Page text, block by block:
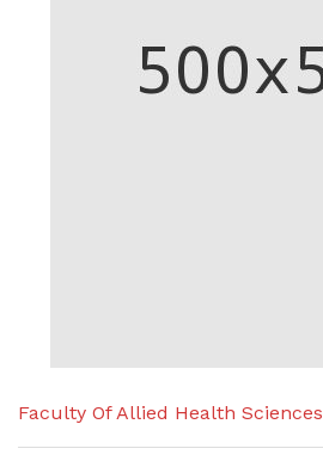
Faculty Of Allied Health Sciences